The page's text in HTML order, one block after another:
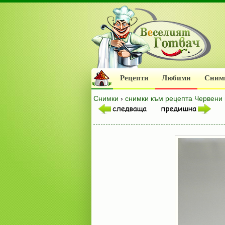
Рецепти Любими
Снимки › снимки към рецепта Червени